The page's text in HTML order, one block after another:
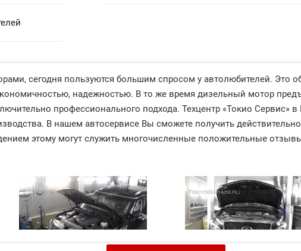
сегодня пользуются большим спросом у автолюбителей. Это
надежностью. В то же время дизельный мотор
профессионального подхода. Техцентр «Токио Сервис»
В нашем автосервисе Вы сможете получить
этому могут служить многочисленные положительные